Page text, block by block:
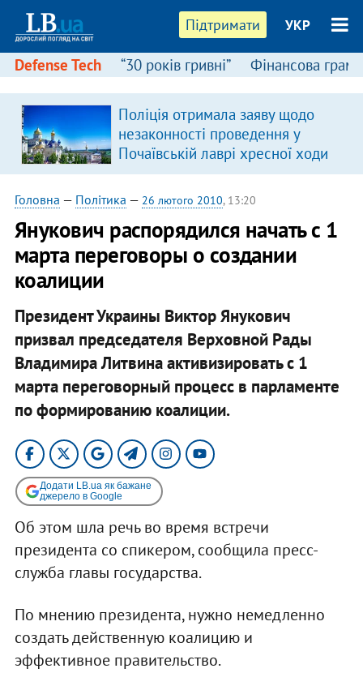
Підтримати УКР
Defense Tech “30 років гривні” Фінансова
Поліція отримала заяву щодо
незаконності проведення у
Почаївській лаврі хресної ходи
Головна — Політика — 26 лютого 2010, 13:20
Янукович распорядился начать с 1
марта переговоры о создании
коалиции
Президент Украины Виктор Янукович
призвал председателя Верховной Рады
Владимира Литвина активизировать с 1
марта переговорный процесс в парламенте
по формированию коалиции.
Додати LB.ua як бажане
джерело в Google
Об этом шла речь во время встречи
президента со спикером, сообщила пресс-
служба главы государства.
По мнению президента, нужно немедленно
создать действенную коалицию и
эффективное правительство.